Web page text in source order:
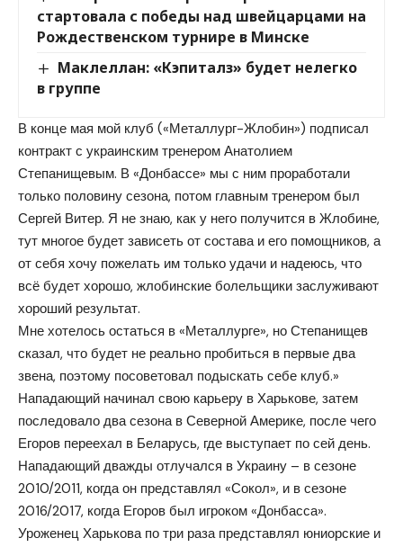
стартовала с победы над швейцарцами на
Рождественском турнире в Минске
Маклеллан: «Кэпиталз» будет нелегко
в группе
В конце мая мой клуб («Металлург-Жлобин») подписал
контракт с украинским тренером Анатолием
Степанищевым. В «Донбассе» мы с ним проработали
только половину сезона, потом главным тренером был
Сергей Витер. Я не знаю, как у него получится в Жлобине,
тут многое будет зависеть от состава и его помощников, а
от себя хочу пожелать им только удачи и надеюсь, что
всё будет хорошо, жлобинские болельщики заслуживают
хороший результат.
Мне хотелось остаться в «Металлурге», но Степанищев
сказал, что будет не реально пробиться в первые два
звена, поэтому посоветовал подыскать себе клуб.»
Нападающий начинал свою карьеру в Харькове, затем
последовало два сезона в Северной Америке, после чего
Егоров переехал в Беларусь, где выступает по сей день.
Нападающий дважды отлучался в Украину – в сезоне
2010/2011, когда он представлял «Сокол», и в сезоне
2016/2017, когда Егоров был игроком «Донбасса».
Уроженец Харькова по три раза представлял юниорские и